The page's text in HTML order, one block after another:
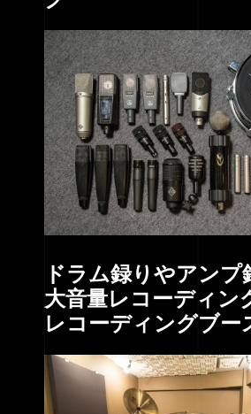
ドラム録りやアンプ
大音量レコーディン
レコーディングブー